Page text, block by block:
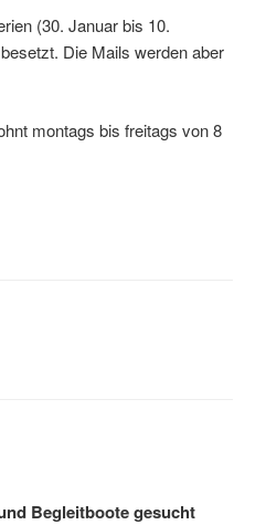
(30. Januar bis 10.
Die Mails werden aber
montags bis freitags von 8
Begleitboote gesucht